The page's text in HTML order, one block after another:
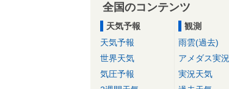
全国のコンテンツ
天気予報
天気予報
世界天気
気圧予報
観測
雨雲(過去)
アメダス実況
実況天気